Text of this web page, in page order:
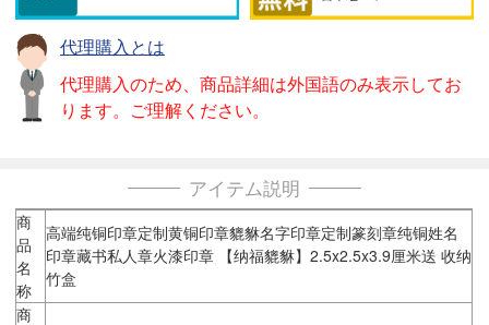
代理購入とは
代理購入のため、商品詳細は外国語のみ表示してお
ります。ご理解ください。
アイテム説明
商
品
名
称
高端纯铜印章定制黄铜印章貔貅名字印章定制篆刻章纯铜姓名
印章藏书私人章火漆印章 【纳福貔貅】2.5x2.5x3.9厘米送 收纳
竹盒
商